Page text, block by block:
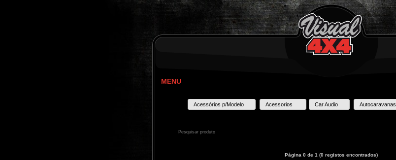
MENU
Acessórios p/Modelo Acessorios Car Audio Autocaravanas
Página 0 de 1 (0 registos encontrados)